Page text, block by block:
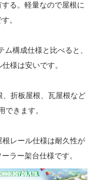
る。軽量なので屋根に
。
構成仕様と比べると、
様は安いです。
折板屋根、瓦屋根など
できます。
レール仕様は耐久性が
ラー架台仕様です。